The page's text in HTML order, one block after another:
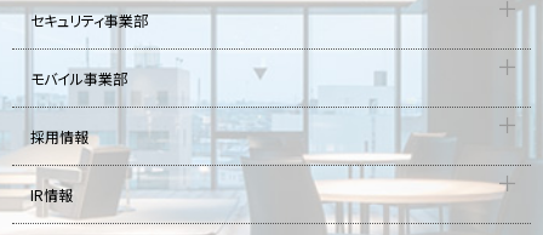
セキュリティ事業部
モバイル事業部
採用情報
IR情報